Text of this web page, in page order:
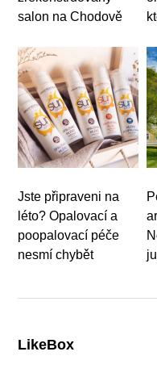
salon na Chodově
Jste připraveni na
léto? Opalovací a
poopalovací péče
nesmí chybět
LikeBox